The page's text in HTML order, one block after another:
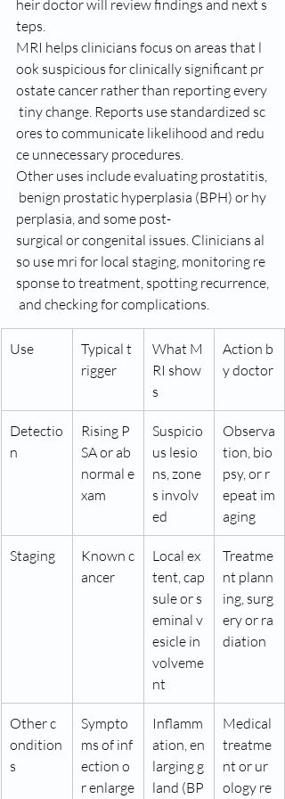
heir doctor will review findings and next s
teps.
MRI helps clinicians focus on areas that l
ook suspicious for clinically significant pr
ostate cancer rather than reporting every
tiny change. Reports use standardized sc
ores to communicate likelihood and redu
ce unnecessary procedures.
Other uses include evaluating prostatitis,
benign prostatic hyperplasia (BPH) or hy
perplasia, and some post-
surgical or congenital issues. Clinicians al
so use mri for local staging, monitoring re
sponse to treatment, spotting recurrence,
and checking for complications.
Use
Typical t
rigger
What M
RI show
s
Action b
y doctor
Detectio
n
Rising P
SA or ab
normal e
xam
Suspicio
us lesio
ns, zone
s involv
ed
Observa
tion, bio
psy, or r
epeat im
aging
Staging
Known c
ancer
Local ex
tent, cap
sule or s
eminal v
esicle in
volveme
nt
Treatme
nt plann
ing, surg
ery or ra
diation
Other c
ondition
s
Sympto
ms of inf
ection o
r enlarge
Inflamm
ation, en
larging g
land (BP
Medical
treatme
nt or ur
ology re